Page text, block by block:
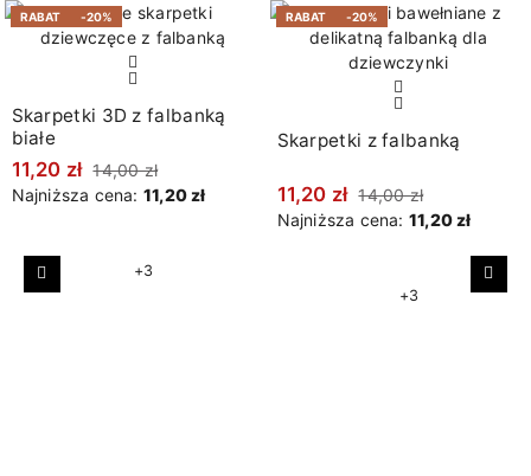
RABAT -20%
Skarpetki 3D z falbanką
białe
11,20 zł 14,00 zł
Najniższa cena: 11,20 zł
+3
RABAT -20%
Skarpetki z falbanką
11,20 zł 14,00 zł
Najniższa cena: 11,20 zł
+3
Poprzedni